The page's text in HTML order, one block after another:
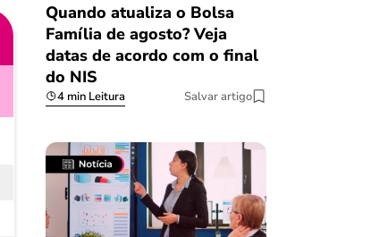
Quando atualiza o Bolsa
Família de agosto? Veja
datas de acordo com o final
do NIS
4 min Leitura Salvar artigo